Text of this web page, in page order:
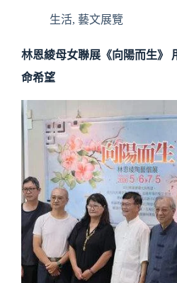
生活, 藝文展覽
林恩綾母女聯展《向陽而生》
命希望